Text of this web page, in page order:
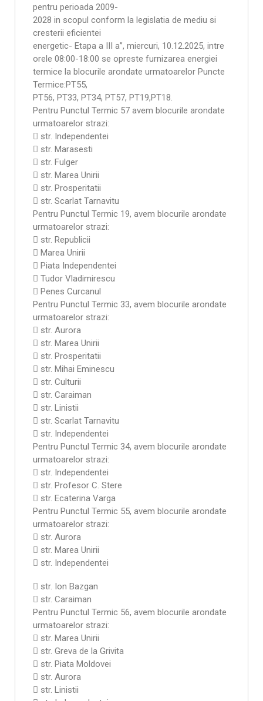
pentru perioada 2009-
2028 in scopul conform la legislatia de mediu si
cresterii eficientei
energetic- Etapa a III a”, miercuri, 10.12.2025, intre
orele 08:00-18:00 se opreste furnizarea energiei
termice la blocurile arondate urmatoarelor Puncte
Termice:PT55,
PT56, PT33, PT34, PT57, PT19,PT18.
Pentru Punctul Termic 57 avem blocurile arondate
urmatoarelor strazi:
 str. Independentei
 str. Marasesti
 str. Fulger
 str. Marea Unirii
 str. Prosperitatii
 str. Scarlat Tarnavitu
Pentru Punctul Termic 19, avem blocurile arondate
urmatoarelor strazi:
 str. Republicii
 Marea Unirii
 Piata Independentei
 Tudor Vladimirescu
 Penes Curcanul
Pentru Punctul Termic 33, avem blocurile arondate
urmatoarelor strazi:
 str. Aurora
 str. Marea Unirii
 str. Prosperitatii
 str. Mihai Eminescu
 str. Culturii
 str. Caraiman
 str. Linistii
 str. Scarlat Tarnavitu
 str. Independentei
Pentru Punctul Termic 34, avem blocurile arondate
urmatoarelor strazi:
 str. Independentei
 str. Profesor C. Stere
 str. Ecaterina Varga
Pentru Punctul Termic 55, avem blocurile arondate
urmatoarelor strazi:
 str. Aurora
 str. Marea Unirii
 str. Independentei
 str. Ion Bazgan
 str. Caraiman
Pentru Punctul Termic 56, avem blocurile arondate
urmatoarelor strazi:
 str. Marea Unirii
 str. Greva de la Grivita
 str. Piata Moldovei
 str. Aurora
 str. Linistii